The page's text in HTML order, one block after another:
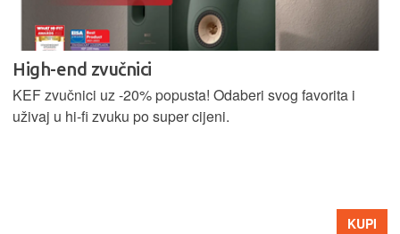
High-end zvučnici
KEF zvučnici uz -20% popusta! Odaberi svog favorita i
uživaj u hi-fi zvuku po super cijeni.
KUPI